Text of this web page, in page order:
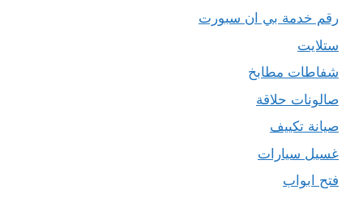
رقم خدمة بي ان سبورت
ستلايت
شفاطات مطابخ
صالونات حلاقة
صيانة تكييف
غسيل سيارات
فتح ابواب